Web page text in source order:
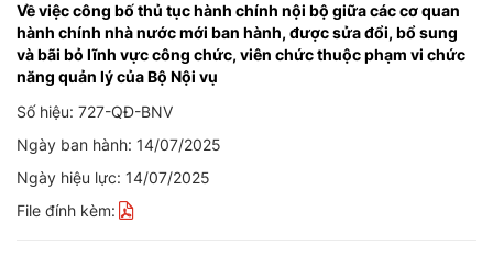
Về việc công bố thủ tục hành chính nội bộ giữa các cơ quan
hành chính nhà nước mới ban hành, được sửa đổi, bổ sung
và bãi bỏ lĩnh vực công chức, viên chức thuộc phạm vi chức
năng quản lý của Bộ Nội vụ
Số hiệu: 727-QĐ-BNV
Ngày ban hành: 14/07/2025
Ngày hiệu lực: 14/07/2025
File đính kèm: